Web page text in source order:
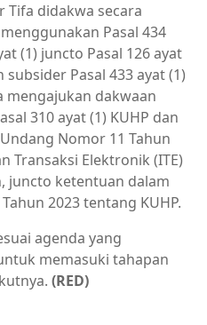
Tifa didakwa secara
Pasal 434
(1) juncto Pasal 126 ayat
subsider Pasal 433 ayat (1)
mengajukan dakwaan
310 ayat (1) KUHP dan
Nomor 11 Tahun
Transaksi Elektronik (ITE)
juncto ketentuan dalam
2023 tentang KUHP.
agenda yang
memasuki tahapan
(RED)